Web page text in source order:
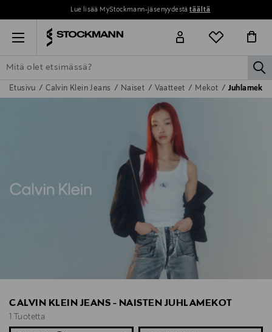
Lue lisää MyStockmann-jäsenyydestätäältä
Menu
ETSI KAIKKI NAISET MIEHET LAPSET KOTI
Etusivu Calvin Klein Jeans Naiset Vaatteet Mekot Juhlamekot
CALVIN KLEIN JEANS - NAISTEN JUHLAMEKOT
1 Tuotetta